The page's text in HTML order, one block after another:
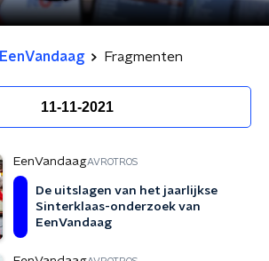
EenVandaag Fragmenten
11-11-2021
EenVandaagAVROTROS
De uitslagen van het jaarlijkse
Sinterklaas-onderzoek van
EenVandaag